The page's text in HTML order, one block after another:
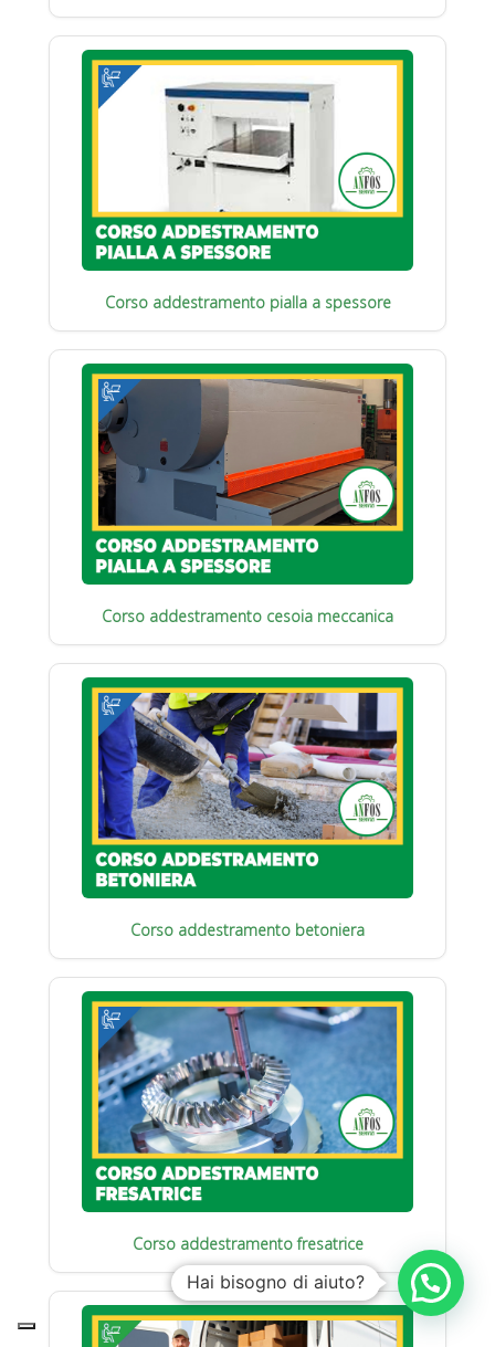
Corso addestramento pialla a spessore
Corso addestramento cesoia meccanica
Corso addestramento betoniera
Corso addestramento fresatrice
Hai bisogno di aiuto?